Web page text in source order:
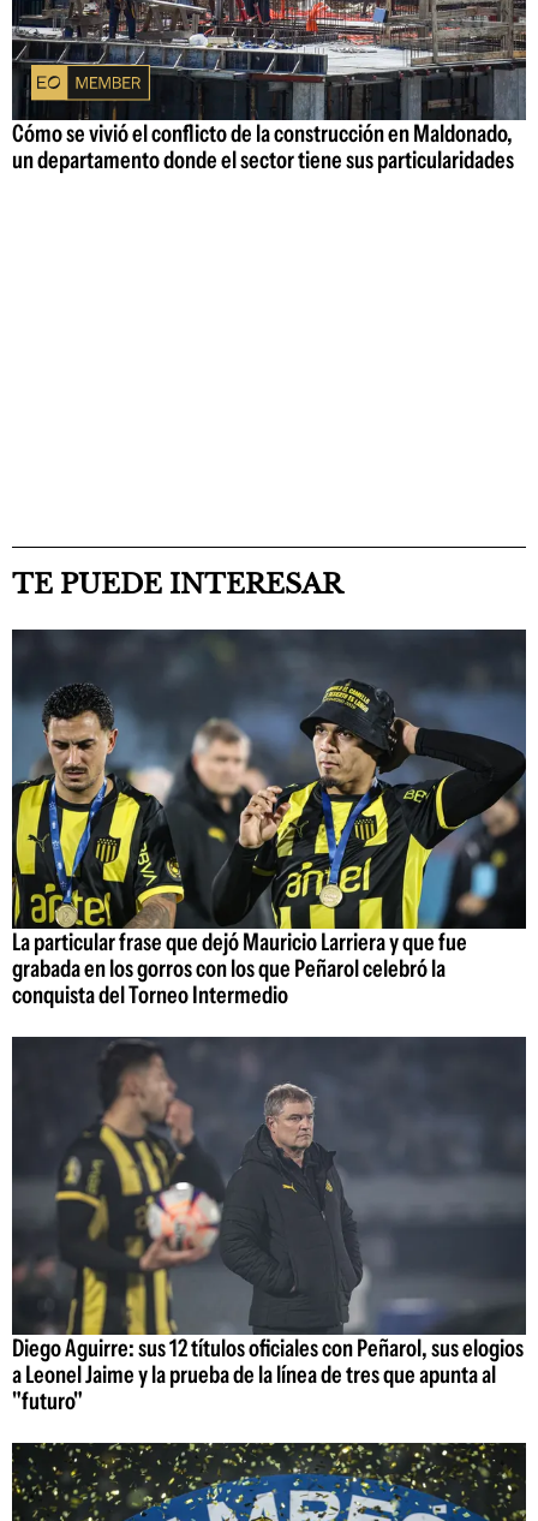
Cómo se vivió el conflicto de la construcción en Maldonado,
un departamento donde el sector tiene sus particularidades
TE PUEDE INTERESAR
La particular frase que dejó Mauricio Larriera y que fue
grabada en los gorros con los que Peñarol celebró la
conquista del Torneo Intermedio
Diego Aguirre: sus 12 títulos oficiales con Peñarol, sus elogios
a Leonel Jaime y la prueba de la línea de tres que apunta al
"futuro"